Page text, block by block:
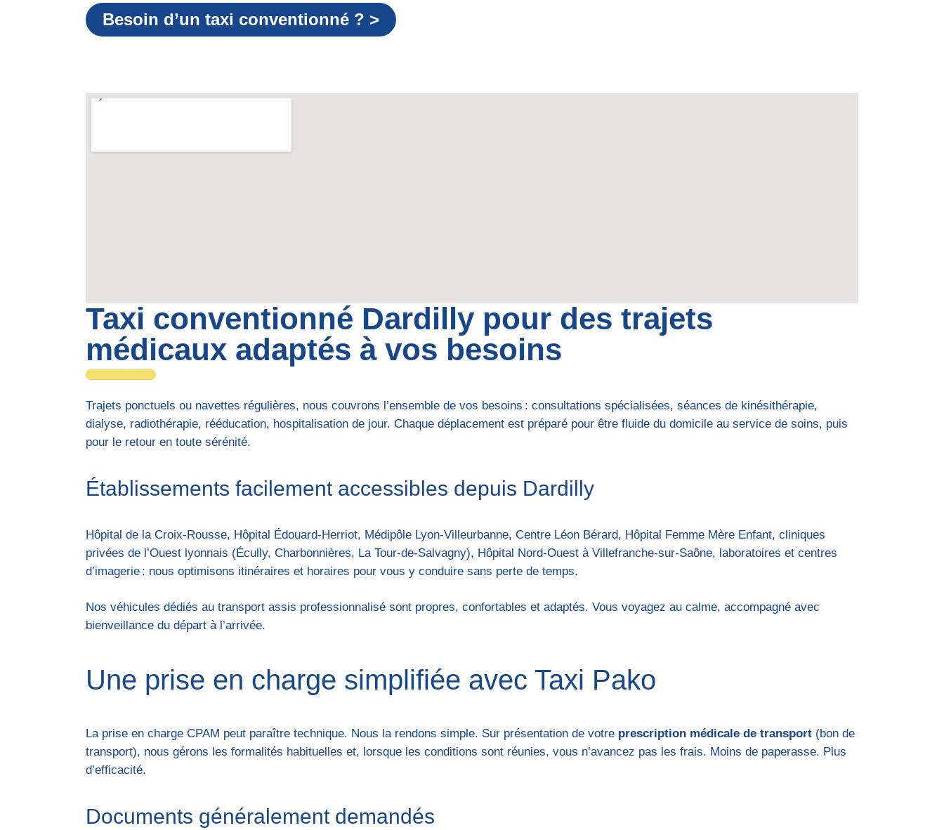
Besoin d’un taxi conventionné ? >
Taxi conventionné Dardilly pour des trajets
médicaux adaptés à vos besoins
Trajets ponctuels ou navettes régulières, nous couvrons l’ensemble de vos besoins : consultations spécialisées, séances de kinésithérapie,
dialyse, radiothérapie, rééducation, hospitalisation de jour. Chaque déplacement est préparé pour être fluide du domicile au service de soins, puis
pour le retour en toute sérénité.
Établissements facilement accessibles depuis Dardilly
Hôpital de la Croix-Rousse, Hôpital Édouard-Herriot, Médipôle Lyon-Villeurbanne, Centre Léon Bérard, Hôpital Femme Mère Enfant, cliniques
privées de l’Ouest lyonnais (Écully, Charbonnières, La Tour-de-Salvagny), Hôpital Nord-Ouest à Villefranche-sur-Saône, laboratoires et centres
d’imagerie : nous optimisons itinéraires et horaires pour vous y conduire sans perte de temps.
Nos véhicules dédiés au transport assis professionnalisé sont propres, confortables et adaptés. Vous voyagez au calme, accompagné avec
bienveillance du départ à l’arrivée.
Une prise en charge simplifiée avec Taxi Pako
La prise en charge CPAM peut paraître technique. Nous la rendons simple. Sur présentation de votre prescription médicale de transport (bon de
transport), nous gérons les formalités habituelles et, lorsque les conditions sont réunies, vous n’avancez pas les frais. Moins de paperasse. Plus
d’efficacité.
Documents généralement demandés